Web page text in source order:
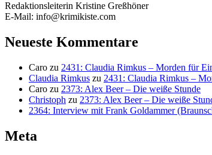
Redaktionsleiterin Kristine Greßhöner
E-Mail: info@krimikiste.com
Neueste Kommentare
Caro zu 2431: Claudia Rimkus – Morden für
Claudia Rimkus zu 2431: Claudia Rimkus –
Caro zu 2373: Alex Beer – Die weiße Stunde
Christoph zu 2373: Alex Beer – Die weiße
2364: Interview mit Frank Goldammer
Meta